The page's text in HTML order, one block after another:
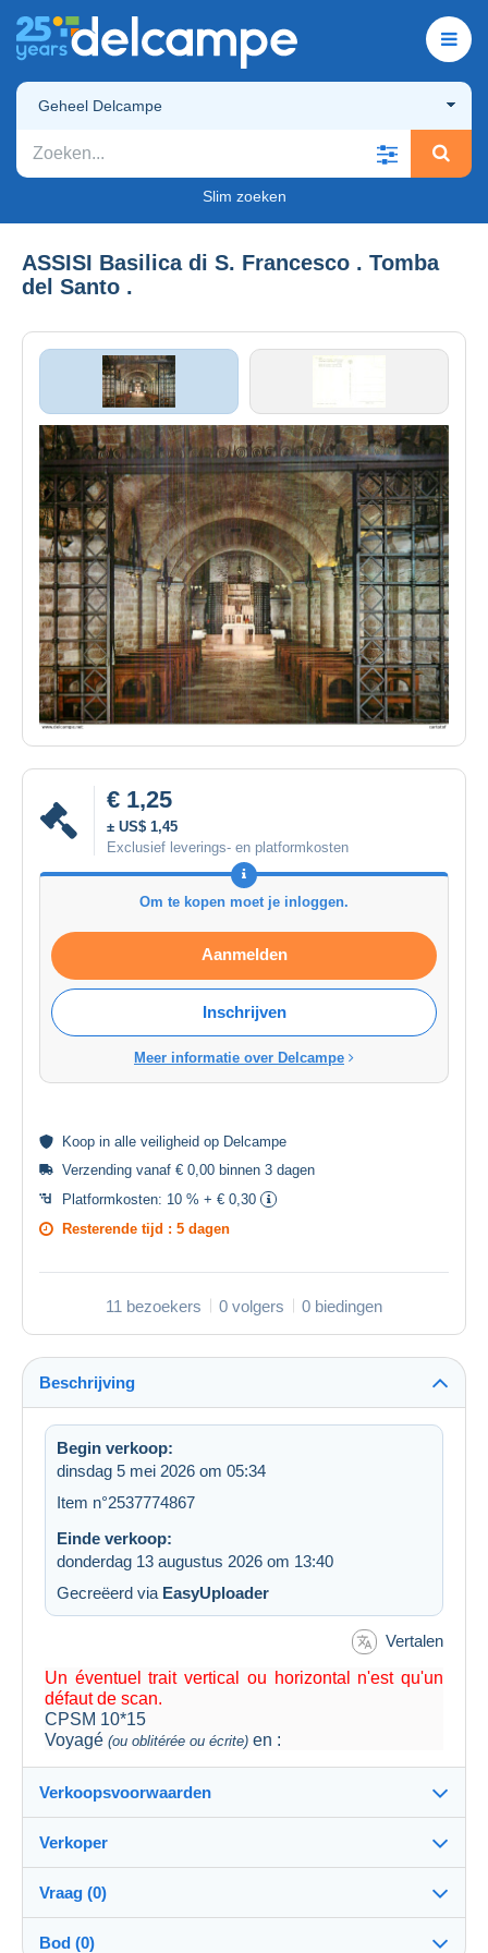
Geheel Delcampe
Slim zoeken
ASSISI Basilica di S. Francesco . Tomba
del Santo .
€ 1,25
± US$ 1,45
Exclusief leverings- en platformkosten
Om te kopen moet je inloggen.
Aanmelden
Inschrijven
Meer informatie over Delcampe
Koop in alle veiligheid op Delcampe
Verzending vanaf € 0,00 binnen 3 dagen
Platformkosten: 10 % + € 0,30
Resterende tijd : 5 dagen
11 bezoekers 0 volgers 0 biedingen
Beschrijving
Begin verkoop:
dinsdag 5 mei 2026 om 05:34
Item n°2537774867
Einde verkoop:
donderdag 13 augustus 2026 om 13:40
Gecreëerd via EasyUploader
Vertalen
Un éventuel trait vertical ou horizontal n'est qu'un
défaut de scan.
CPSM 10*15
Voyagé (ou oblitérée ou écrite) en :
Verkoopsvoorwaarden
Details van de verkoopvoorwaarden
Verzending na betaling binnen 3 dagen
Verkoper
cartatof100%(53650x)
Vraag (0)
Bod (0)